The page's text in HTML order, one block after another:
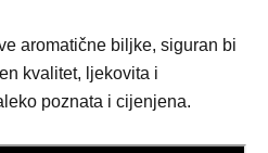
aromatične biljke, siguran bi
kvalitet, ljekovita i
poznata i cijenjena.